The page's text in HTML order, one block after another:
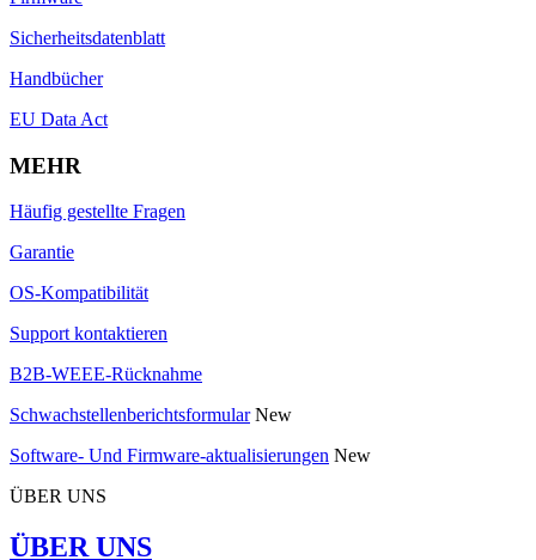
Sicherheitsdatenblatt
Handbücher
EU Data Act
MEHR
Häufig gestellte Fragen
Garantie
OS-Kompatibilität
Support kontaktieren
B2B-WEEE-Rücknahme
Schwachstellenberichtsformular New
Software- Und Firmware-aktualisierungen New
ÜBER UNS
ÜBER UNS